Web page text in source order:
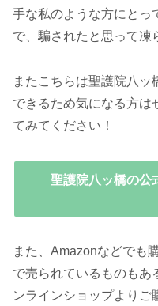
手な私のような方にとっ
で、騙されたと思って凍
またこちらは聖護院八ッ
できるため気になる方は
てみてください！
聖護院八ッ橋の公
また、Amazonなどでも
で売られているものもあ
ンラインショップよりご